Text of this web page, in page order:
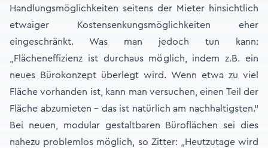
Handlungsmöglichkeiten seitens der Mieter hinsichtlich
etwaiger Kostensenkungsmöglichkeiten eher
eingeschränkt. Was man jedoch tun kann:
„Flächeneffizienz ist durchaus möglich, indem z.B. ein
neues Bürokonzept überlegt wird. Wenn etwa zu viel
Fläche vorhanden ist, kann man versuchen, einen Teil der
Fläche abzumieten – das ist natürlich am nachhaltigsten.“
Bei neuen, modular gestaltbaren Büroflächen sei dies
nahezu problemlos möglich, so Zitter: „Heutzutage wird